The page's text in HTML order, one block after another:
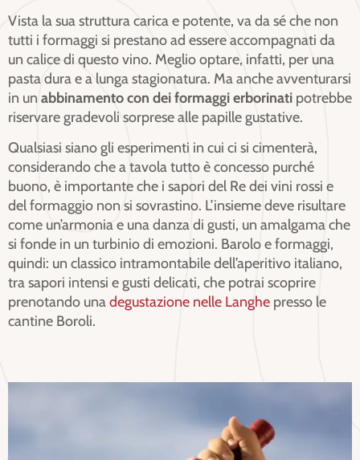
Vista la sua struttura carica e potente, va da sé che non
tutti i formaggi si prestano ad essere accompagnati da
un calice di questo vino. Meglio optare, infatti, per una
pasta dura e a lunga stagionatura. Ma anche avventurarsi
in un abbinamento con dei formaggi erborinati potrebbe
riservare gradevoli sorprese alle papille gustative.
Qualsiasi siano gli esperimenti in cui ci si cimenterà,
considerando che a tavola tutto è concesso purché
buono, è importante che i sapori del Re dei vini rossi e
del formaggio non si sovrastino. L’insieme deve risultare
come un’armonia e una danza di gusti, un amalgama che
si fonde in un turbinio di emozioni. Barolo e formaggi,
quindi: un classico intramontabile dell’aperitivo italiano,
tra sapori intensi e gusti delicati, che potrai scoprire
prenotando unadegustazione nelle Langhe presso le
cantine Boroli.